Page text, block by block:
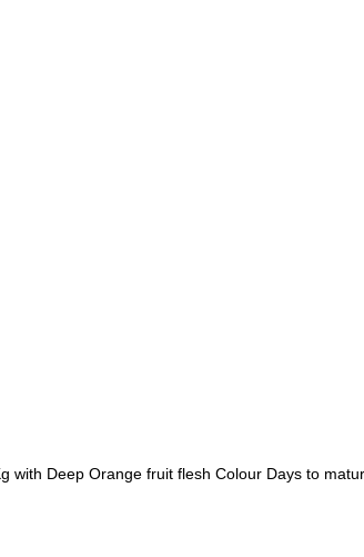
Deep Orange fruit flesh Colour Days to